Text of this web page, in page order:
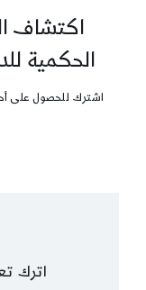
اكتشاف
الحكمية
اشترك للحصول على
اترك